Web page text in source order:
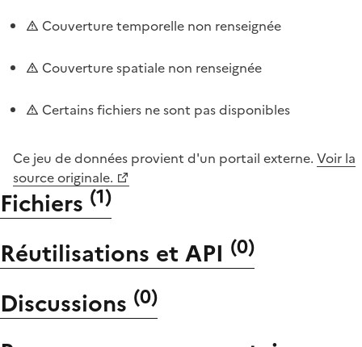
Couverture temporelle non renseignée
Couverture spatiale non renseignée
Certains fichiers ne sont pas disponibles
Ce jeu de données provient d'un portail externe. Voir la
source originale.
Fichiers (1)
Réutilisations et API (0)
Discussions (0)